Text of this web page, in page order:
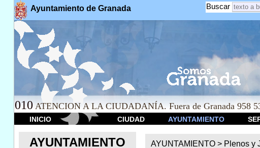
Ayuntamiento de Granada Buscar
010 ATENCION A LA CIUDADANÍA. Fuera de Granada 958
INICIO CIUDAD AYUNTAMIENTO
AYUNTAMIENTO AYUNTAMIENTO > Plenos y